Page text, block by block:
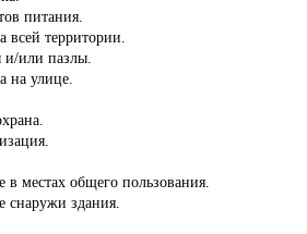
питания.
всей территории.
и/или пазлы.
на улице.
в местах общего пользования.
снаружи здания.